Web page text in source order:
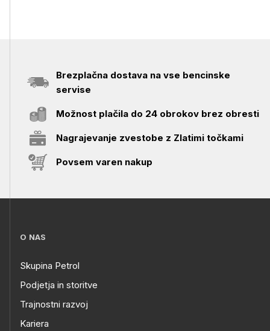
Brezplačna dostava na vse bencinske
servise
Možnost plačila do 24 obrokov brez obresti
Nagrajevanje zvestobe z Zlatimi točkami
Povsem varen nakup
O NAS
Skupina Petrol
Podjetja in storitve
Trajnostni razvoj
Kariera